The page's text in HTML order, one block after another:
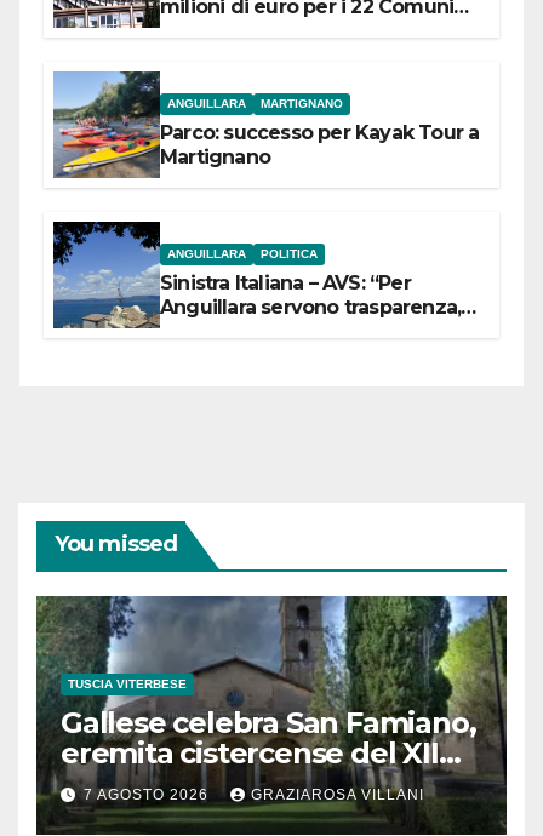
milioni di euro per i 22 Comuni
ANGUILLARA MARTIGNANO
Parco: successo per Kayak Tour a
Martignano
ANGUILLARA POLITICA
Sinistra Italiana – AVS: “Per
Anguillara servono trasparenza,
You missed
TUSCIA VITERBESE
Gallese celebra San Famiano,
eremita cistercense del XII
secolo
7 AGOSTO 2026 GRAZIAROSA VILLANI